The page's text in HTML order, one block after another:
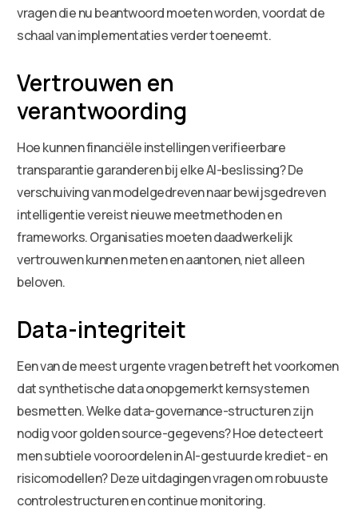
vragen die nu beantwoord moeten worden, voordat de
schaal van implementaties verder toeneemt.
Vertrouwen en
verantwoording
Hoe kunnen financiële instellingen verifieerbare
transparantie garanderen bij elke AI-beslissing? De
verschuiving van modelgedreven naar bewijsgedreven
intelligentie vereist nieuwe meetmethoden en
frameworks. Organisaties moeten daadwerkelijk
vertrouwen kunnen meten en aantonen, niet alleen
beloven.
Data-integriteit
Een van de meest urgente vragen betreft het voorkomen
dat synthetische data onopgemerkt kernsystemen
besmetten. Welke data-governance-structuren zijn
nodig voor golden source-gegevens? Hoe detecteert
men subtiele vooroordelen in AI-gestuurde krediet- en
risicomodellen? Deze uitdagingen vragen om robuuste
controlestructuren en continue monitoring.